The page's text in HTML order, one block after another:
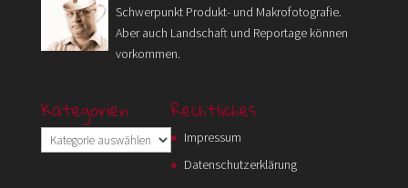
Schwerpunkt Produkt- und Makrofotografie.
Aber auch Landschaft und Reportage können
vorkommen.
Kategorien
Kategorien
Rechtliches
Impressum
Datenschutzerklärung